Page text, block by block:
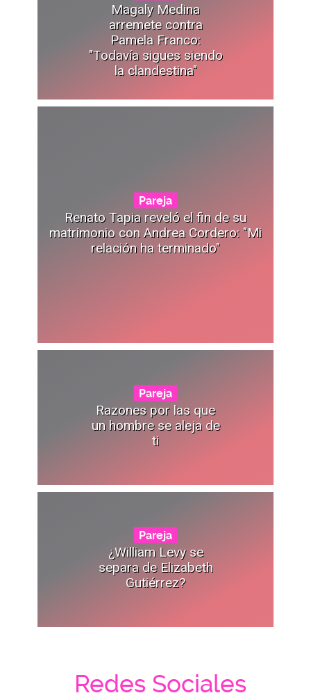
Magaly Medina
arremete contra
Pamela Franco:
"Todavía sigues siendo
la clandestina"
Pareja
Renato Tapia reveló el fin de su
matrimonio con Andrea Cordero: "Mi
relación ha terminado"
Pareja
Razones por las que
un hombre se aleja de
ti
Pareja
¿William Levy se
separa de Elizabeth
Gutiérrez?
Redes Sociales